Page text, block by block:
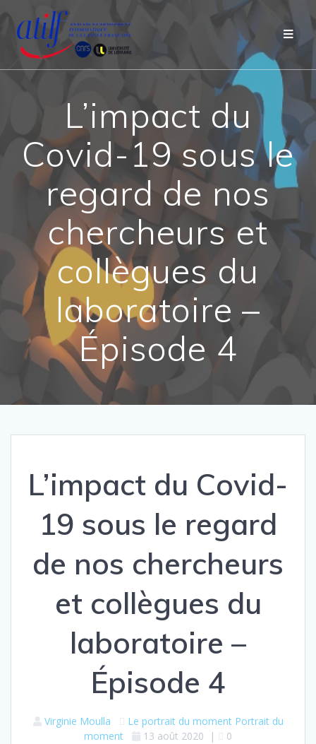
L’impact du
Covid-19 sous le
regard de nos
chercheurs et
collègues du
laboratoire –
Épisode 4
L’impact du Covid-
19 sous le regard
de nos chercheurs
et collègues du
laboratoire –
Épisode 4
Virginie Moulla Le portrait du moment Portrait du
moment
13 août 2020 | 0